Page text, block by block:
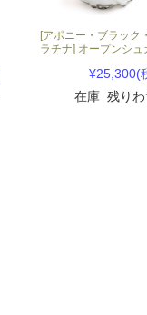
[アポニー・ブラック
ラチナ] オープンシュ
¥25,300(
在庫 残りわ